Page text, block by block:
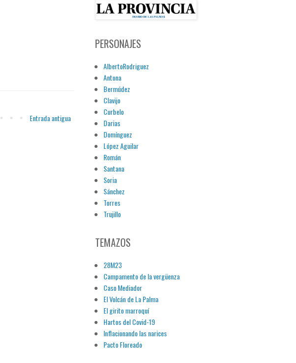
Entrada antigua
PERSONAJES
AlbertoRodriguez
Antona
Bermúdez
Clavijo
Curbelo
Darias
Domínguez
López Aguilar
Román
Santana
Soria
Sánchez
Torres
Trujillo
TEMAZOS
28M23
Campamento de la vergüenza
Caso Mediador
El Volcán de La Palma
El girito marroquí
Hartos del Covid-19
Inflacionando las narices
Pacto Floreado